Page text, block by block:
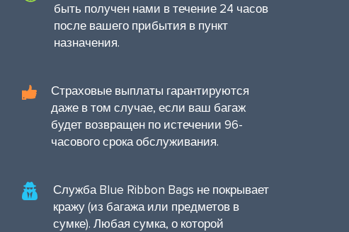
быть получен нами в течение 24 часов
после вашего прибытия в пункт
назначения.
Страховые выплаты гарантируются
даже в том случае, если ваш багаж
будет возвращен по истечении 96-
часового срока обслуживания.
Служба Blue Ribbon Bags не покрывает
кражу (из багажа или предметов в
сумке). Любая сумка, о которой